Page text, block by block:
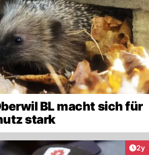
BL macht sich für
stark
2y